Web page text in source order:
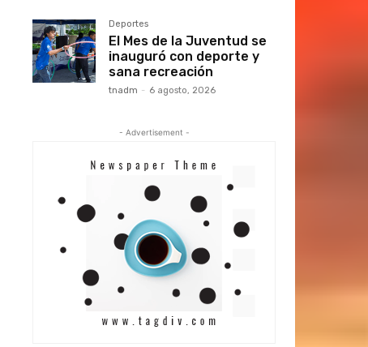
Deportes
El Mes de la Juventud se
inauguró con deporte y
sana recreación
tnadm - 6 agosto, 2026
- Advertisement -